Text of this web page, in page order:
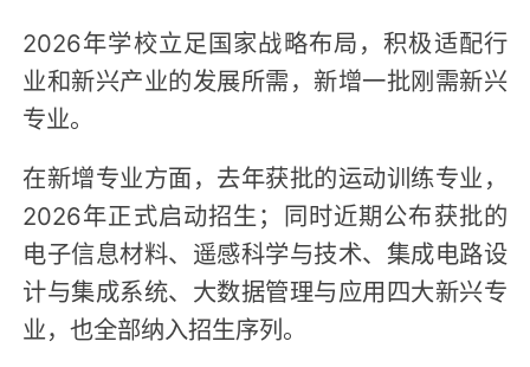
2026年学校立足国家战略布局，积极适配行
业和新兴产业的发展所需，新增一批刚需新兴
专业。
在新增专业方面，去年获批的运动训练专业，
2026年正式启动招生；同时近期公布获批的
电子信息材料、遥感科学与技术、集成电路设
计与集成系统、大数据管理与应用四大新兴专
业，也全部纳入招生序列。